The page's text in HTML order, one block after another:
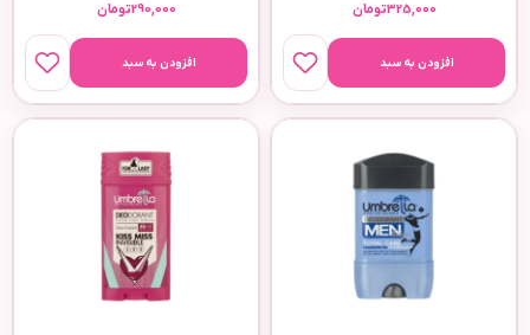
325,000تومان
افزودن به سبد
290,000تومان
افزودن به سبد